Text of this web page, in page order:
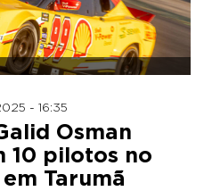
- 16:35
Osman
10 pilotos no
Tarumã